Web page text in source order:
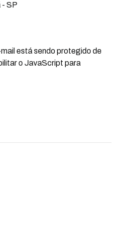
SP
está sendo protegido de
o JavaScript para